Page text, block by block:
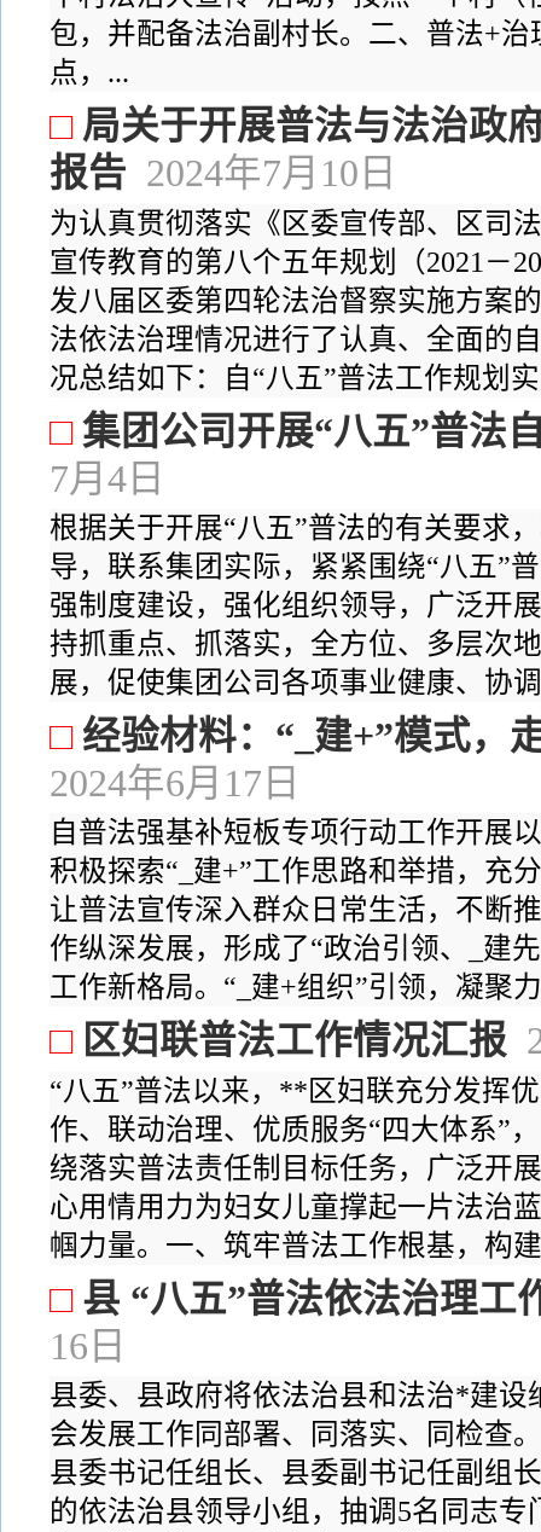
包，并配备法治副村长。二、普法+
点，...
□ 局关于开展普法与法治政
报告 2024年7月10日
为认真贯彻落实《区委宣传部、区司
宣传教育的第八个五年规划（2021－
发八届区委第四轮法治督察实施方案
法依法治理情况进行了认真、全面的
况总结如下：自“八五”普法工作规划
□ 集团公司开展“八五”普法
7月4日
根据关于开展“八五”普法的有关要求
导，联系集团实际，紧紧围绕“八五”
强制度建设，强化组织领导，广泛开
持抓重点、抓落实，全方位、多层次
展，促使集团公司各项事业健康、协
□ 经验材料：“_建+”模式，
2024年6月17日
自普法强基补短板专项行动工作开展
积极探索“_建+”工作思路和举措，充
让普法宣传深入群众日常生活，不断
作纵深发展，形成了“政治引领、_建
工作新格局。“_建+组织”引领，凝聚
□ 区妇联普法工作情况汇报
“八五”普法以来，**区妇联充分发挥
作、联动治理、优质服务“四大体系”
绕落实普法责任制目标任务，广泛开
心用情用力为妇女儿童撑起一片法治
帼力量。一、筑牢普法工作根基，构
□ 县 “八五”普法依法治理工
16日
县委、县政府将依法治县和法治*建
会发展工作同部署、同落实、同检查
县委书记任组长、县委副书记任副组
的依法治县领导小组，抽调5名同志